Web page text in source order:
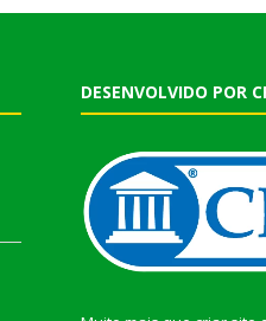
DESENVOLVIDO POR